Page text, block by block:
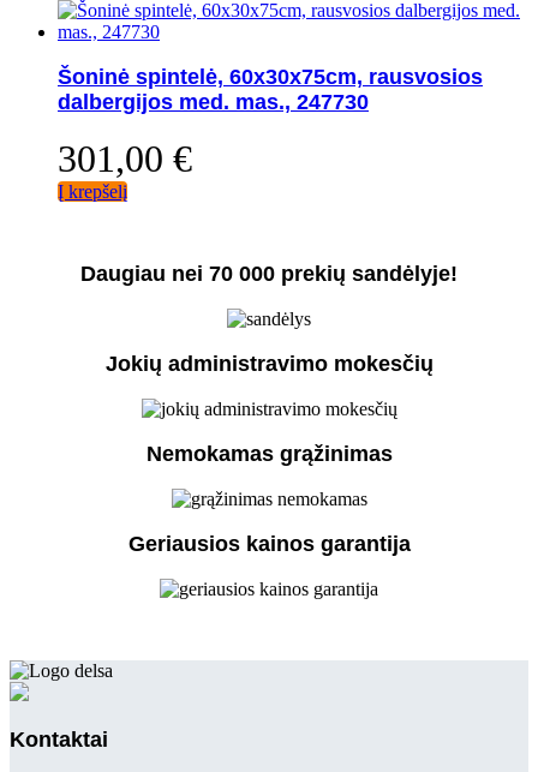
Šoninė spintelė, 60x30x75cm, rausvosios
dalbergijos med. mas., 247730
301,00 €
Į krepšelį
Daugiau nei 70 000 prekių sandėlyje!
Jokių administravimo mokesčių
Nemokamas grąžinimas
Geriausios kainos garantija
Kontaktai